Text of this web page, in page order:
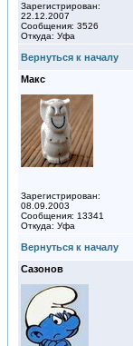
Зарегистрирован:
22.12.2007
Сообщения: 3526
Откуда: Уфа
Вернуться к началу
Макс
Зарегистрирован:
08.09.2003
Сообщения: 13341
Откуда: Уфа
Вернуться к началу
Сазонов